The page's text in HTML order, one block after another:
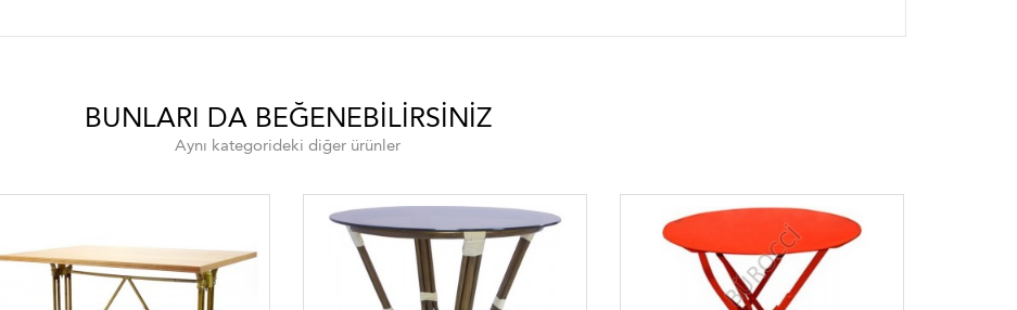
BUNLARI DA BEĞENEBILIRSINIZ
Aynı kategorideki diğer ürünler